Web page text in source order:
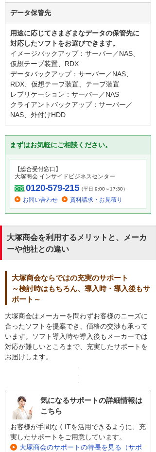
データ保管先
用途に応じてさまざまなデータの保管先に
対応したソフトをお選びできます。
イメージバックアップ：サーバー／NAS、
仮想テープ装置、RDX
データバックアップ：サーバー／NAS、
RDX、仮想テープ装置、テープ装置
レプリケーション：サーバー／NAS
クライアントバックアップ：サーバー／
NAS、外付けHDD
まずはお気軽にご相談ください。
【総合受付窓口】
大塚商会 インサイドビジネスセンター
0120-579-215（平日 9:00～17:30）
お問い合わせ 資料請求・お見積り
大塚商会を利用するメリットと、メーカ
ーや他社との違い
大塚商会ならではの充実のサポート
～検討時はもちろん、導入時・導入後もサ
ポート～
大塚商会はメーカーを問わずお客様のニーズに
合ったソフトを提案でき、価格の交渉も承って
います。ソフト導入時や導入後もメーカーでは
対応が難しいところまで、充実したサポートを
お届けします。
気になるサポートの詳細情報は
こちら
お客様が手間なくITを活用できるように、充
実したサポートをご用意しています。
大塚商会のサポートの特長を見る（サポ